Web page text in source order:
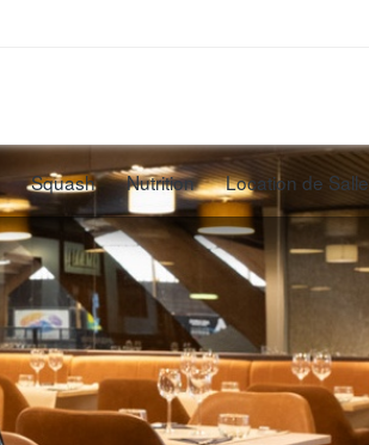
Squash Nutrition Location de Salle